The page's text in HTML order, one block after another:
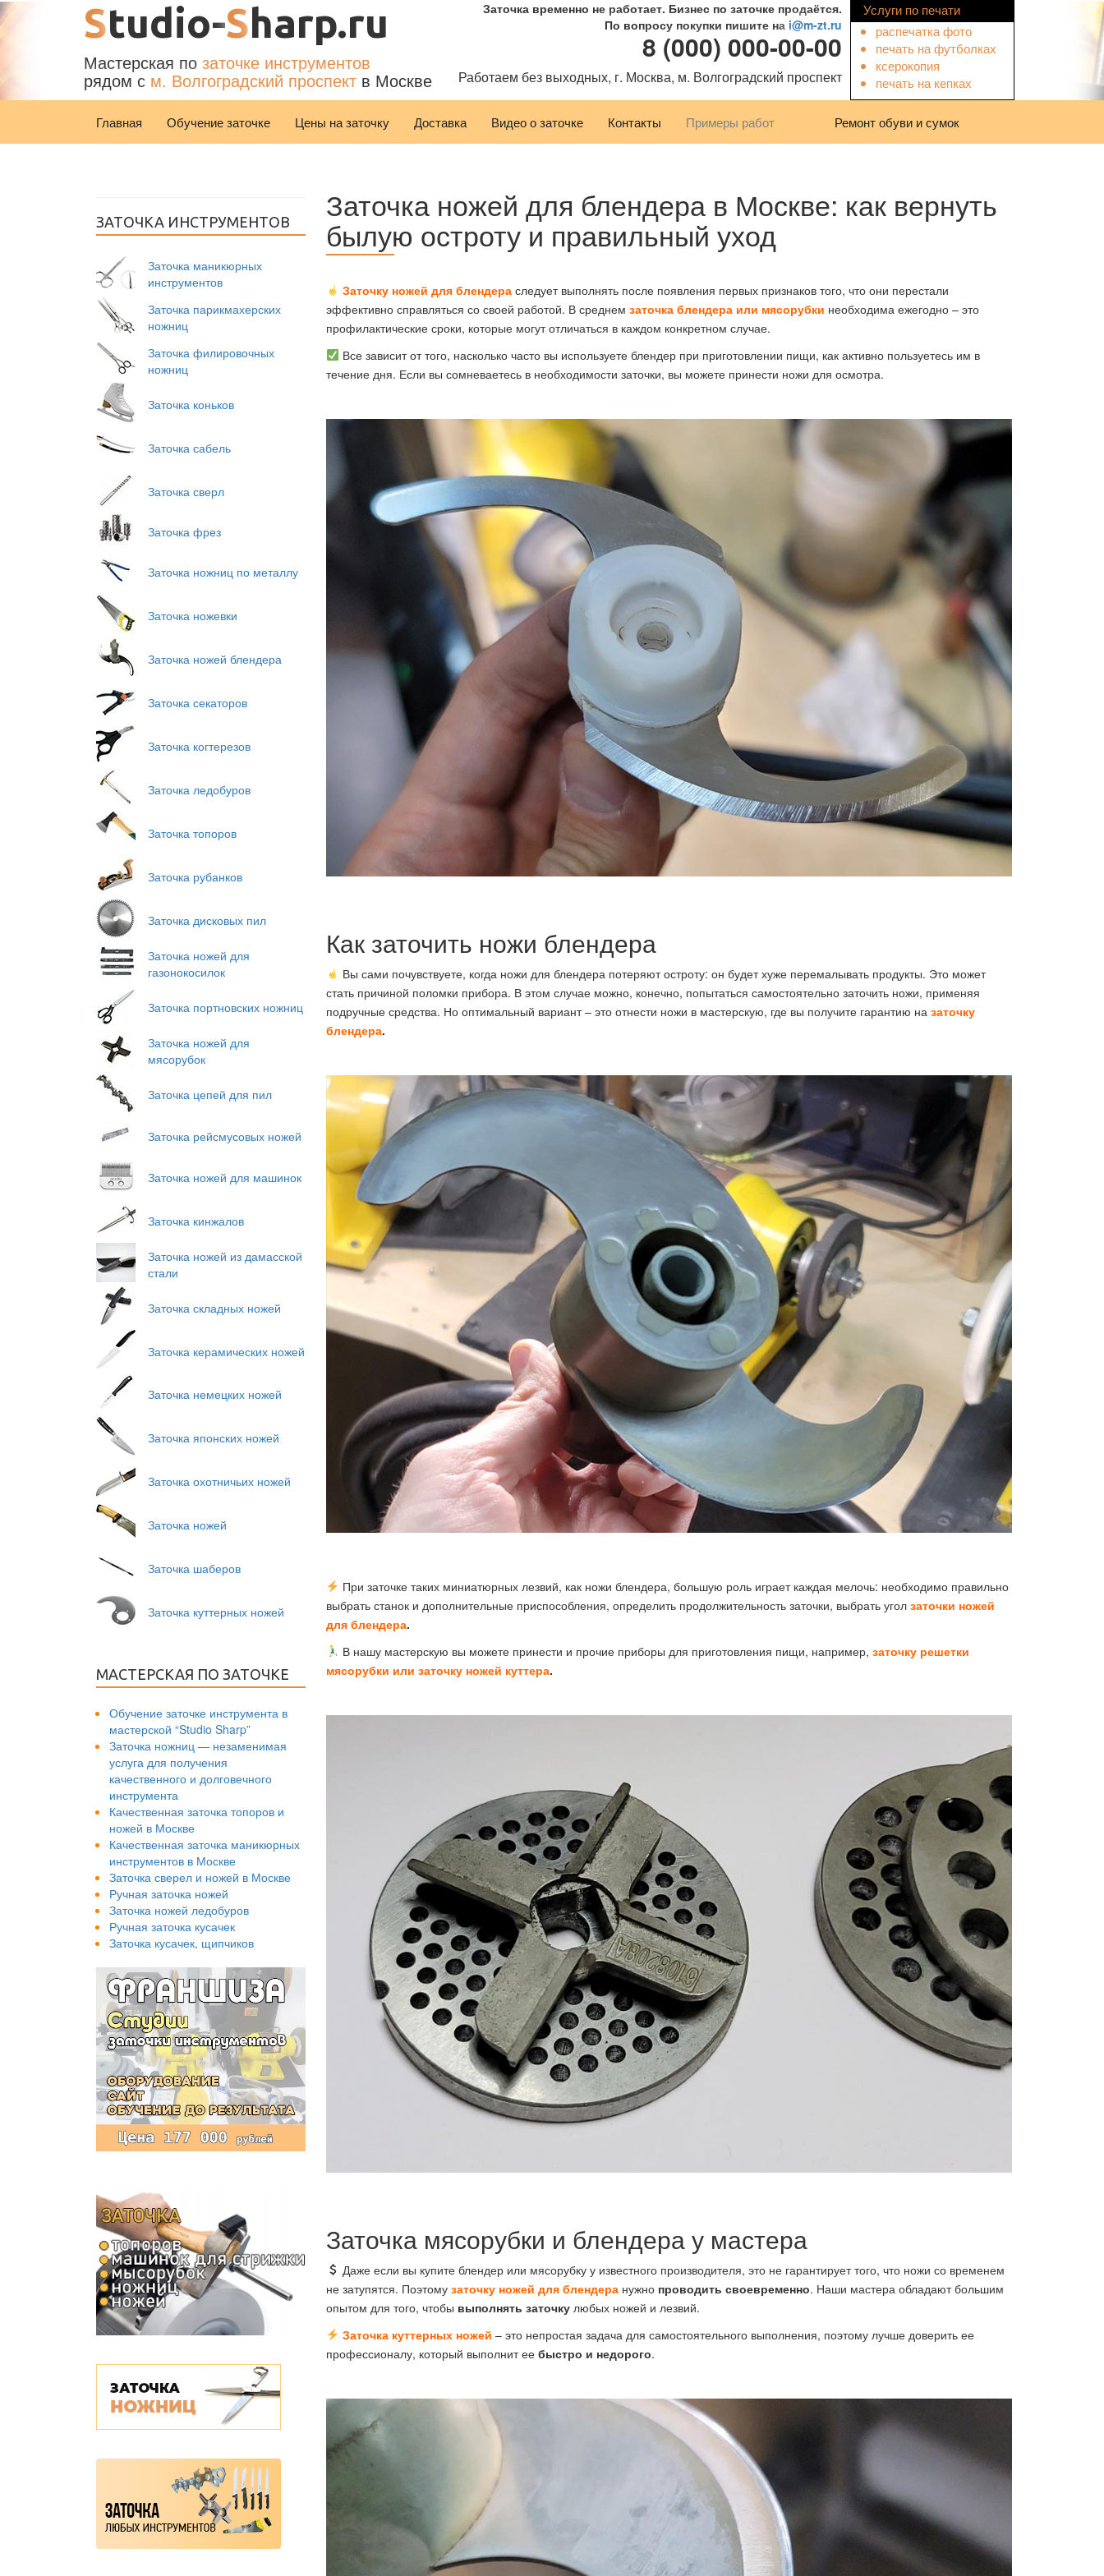
Studio-Sharp.ru
Мастерская по заточке инструментов
рядом с м. Волгоградский проспект в Москве
Заточка временно не работает. Бизнес по заточке продаётся.
По вопросу покупки пишите на i@m-zt.ru
8 (000) 000-00-00
Работаем без выходных, г. Москва, м. Волгоградский проспект
Услуги по печати
распечатка фото
печать на футболках
ксерокопия
печать на кепках
Главная Обучение заточке Цены на заточку Доставка Видео о заточке Контакты Примеры работ Ремонт обуви и сумок
ЗАТОЧКА ИНСТРУМЕНТОВ
Заточка маникюрных
инструментов
Заточка парикмахерских
ножниц
Заточка филировочных
ножниц
Заточка коньков
Заточка сабель
Заточка сверл
Заточка фрез
Заточка ножниц по металлу
Заточка ножевки
Заточка ножей блендера
Заточка секаторов
Заточка когтерезов
Заточка ледобуров
Заточка топоров
Заточка рубанков
Заточка дисковых пил
Заточка ножей для
газонокосилок
Заточка портновских ножниц
Заточка ножей для
мясорубок
Заточка цепей для пил
Заточка рейсмусовых ножей
Заточка ножей для машинок
Заточка кинжалов
Заточка ножей из дамасской
стали
Заточка складных ножей
Заточка керамических ножей
Заточка немецких ножей
Заточка японских ножей
Заточка охотничьих ножей
Заточка ножей
Заточка шаберов
Заточка куттерных ножей
МАСТЕРСКАЯ ПО ЗАТОЧКЕ
Обучение заточке инструмента в
мастерской “Studio Sharp”
Заточка ножниц — незаменимая
услуга для получения
качественного и долговечного
инструмента
Качественная заточка топоров и
ножей в Москве
Качественная заточка маникюрных
инструментов в Москве
Заточка сверел и ножей в Москве
Ручная заточка ножей
Заточка ножей ледобуров
Ручная заточка кусачек
Заточка кусачек, щипчиков
Заточка ножей для блендера в Москве: как вернуть
былую остроту и правильный уход
Заточку ножей для блендера следует выполнять после появления первых признаков того, что они перестали
эффективно справляться со своей работой. В среднем заточка блендера или мясорубки необходима ежегодно – это
профилактические сроки, которые могут отличаться в каждом конкретном случае.
Все зависит от того, насколько часто вы используете блендер при приготовлении пищи, как активно пользуетесь им в
течение дня. Если вы сомневаетесь в необходимости заточки, вы можете принести ножи для осмотра.
Как заточить ножи блендера
Вы сами почувствуете, когда ножи для блендера потеряют остроту: он будет хуже перемалывать продукты. Это может
стать причиной поломки прибора. В этом случае можно, конечно, попытаться самостоятельно заточить ножи, применяя
подручные средства. Но оптимальный вариант – это отнести ножи в мастерскую, где вы получите гарантию на заточку
блендера.
При заточке таких миниатюрных лезвий, как ножи блендера, большую роль играет каждая мелочь: необходимо правильно
выбрать станок и дополнительные приспособления, определить продолжительность заточки, выбрать угол заточки ножей
для блендера.
В нашу мастерскую вы можете принести и прочие приборы для приготовления пищи, например, заточку решетки
мясорубки или заточку ножей куттера.
Заточка мясорубки и блендера у мастера
Даже если вы купите блендер или мясорубку у известного производителя, это не гарантирует того, что ножи со временем
не затупятся. Поэтому заточку ножей для блендера нужно проводить своевременно. Наши мастера обладают большим
опытом для того, чтобы выполнять заточку любых ножей и лезвий.
Заточка куттерных ножей – это непростая задача для самостоятельного выполнения, поэтому лучше доверить ее
профессионалу, который выполнит ее быстро и недорого.